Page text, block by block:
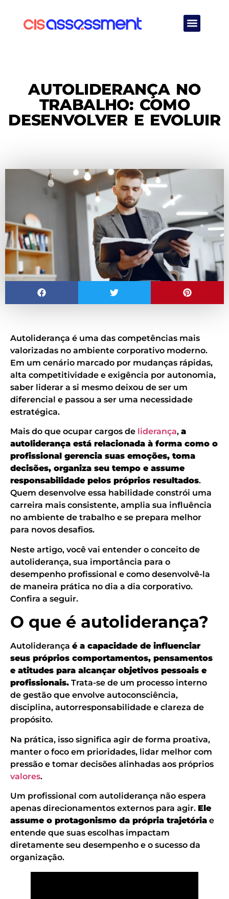
AUTOLIDERANÇA NO
TRABALHO: COMO
DESENVOLVER E EVOLUIR
Autoliderança é uma das competências mais
valorizadas no ambiente corporativo moderno.
Em um cenário marcado por mudanças rápidas,
alta competitividade e exigência por autonomia,
saber liderar a si mesmo deixou de ser um
diferencial e passou a ser uma necessidade
estratégica.
Mais do que ocupar cargos de liderança, a
autoliderança está relacionada à forma como o
profissional gerencia suas emoções, toma
decisões, organiza seu tempo e assume
responsabilidade pelos próprios resultados.
Quem desenvolve essa habilidade constrói uma
carreira mais consistente, amplia sua influência
no ambiente de trabalho e se prepara melhor
para novos desafios.
Neste artigo, você vai entender o conceito de
autoliderança, sua importância para o
desempenho profissional e como desenvolvê-la
de maneira prática no dia a dia corporativo.
Confira a seguir.
O que é autoliderança?
Autoliderança é a capacidade de influenciar
seus próprios comportamentos, pensamentos
e atitudes para alcançar objetivos pessoais e
profissionais. Trata-se de um processo interno
de gestão que envolve autoconsciência,
disciplina, autorresponsabilidade e clareza de
propósito.
Na prática, isso significa agir de forma proativa,
manter o foco em prioridades, lidar melhor com
pressão e tomar decisões alinhadas aos próprios
valores.
Um profissional com autoliderança não espera
apenas direcionamentos externos para agir. Ele
assume o protagonismo da própria trajetória e
entende que suas escolhas impactam
diretamente seu desempenho e o sucesso da
organização.